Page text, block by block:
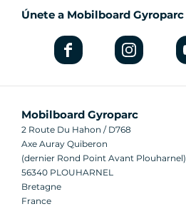
Únete a Mobilboard Gyroparc
Mobilboard Gyroparc
2 Route Du Hahon / D768
Axe Auray Quiberon
(dernier Rond Point Avant Plouharnel)
56340 PLOUHARNEL
Bretagne
France